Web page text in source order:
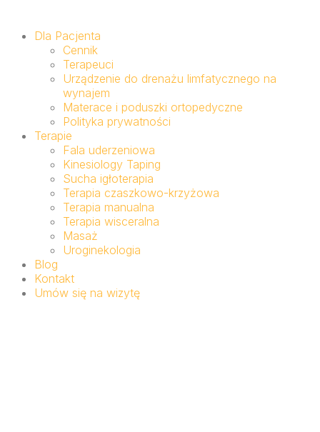
Dla Pacjenta
Cennik
Terapeuci
Urządzenie do drenażu limfatycznego na
wynajem
Materace i poduszki ortopedyczne
Polityka prywatności
Terapie
Fala uderzeniowa
Kinesiology Taping
Sucha igłoterapia
Terapia czaszkowo-krzyżowa
Terapia manualna
Terapia wisceralna
Masaż
Uroginekologia
Blog
Kontakt
Umów się na wizytę